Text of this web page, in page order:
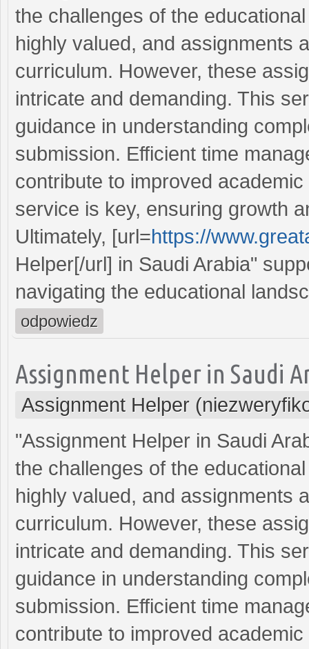
the challenges of the
highly valued, and assignments
curriculum. However, these
intricate and demanding. This
guidance in understanding
submission. Efficient time
contribute to improved
service is key, ensuring growth
Ultimately, [url=https://
Helper[/url] in Saudi Arabia"
navigating the educational
odpowiedz
Assignment Helper in Saudi
Assignment Helper
"Assignment Helper in Saudi
the challenges of the
highly valued, and assignments
curriculum. However, these
intricate and demanding. This
guidance in understanding
submission. Efficient time
contribute to improved